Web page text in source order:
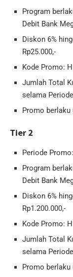
Program
Debit Bank
Diskon 6%
Rp25.000,-
Kode Promo:
Jumlah Total
selama
Promo
Tier 2
Periode
Program
Debit Bank
Diskon 6%
Rp1.200.000,-
Kode Promo:
Jumlah Total
selama
Promo